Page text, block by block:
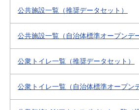
公共施設一覧（推奨データセット）
公共施設一覧（自治体標準オープンデ
公衆トイレ一覧（推奨データセット）
公衆トイレ一覧（自治体標準オープン